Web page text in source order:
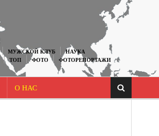
МУЖСКОЙ КЛУБ
НАУКА
ТОП ФОТО
ФОТОРЕПОРТАЖИ
О НАС